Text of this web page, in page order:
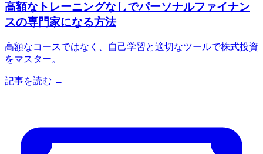
高額なトレーニングなしでパーソナルファイナン
スの専門家になる方法
高額なコースではなく、自己学習と適切なツールで株式投資
をマスター。
記事を読む →